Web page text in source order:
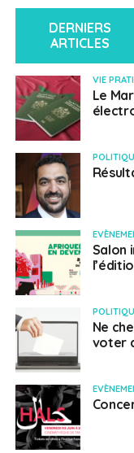
DERNIERS
ARTICLES
VIE
Le
Salon
Ne
voter